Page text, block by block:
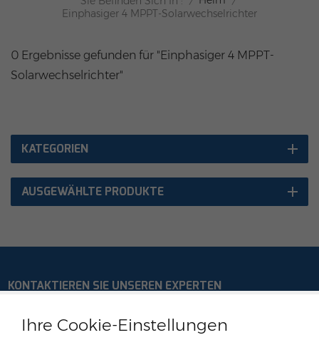
Ihre Cookie-Einstellungen
Einphasiger 4 MPPT-Solarwechselrichter
0 Ergebnisse gefunden für "Einphasiger 4 MPPT-
Solarwechselrichter"
KATEGORIEN
AUSGEWÄHLTE PRODUKTE
KONTAKTIEREN SIE UNSEREN EXPERTEN
Deutschland